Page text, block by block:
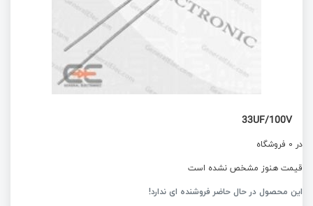
33UF/100V
در 0 فروشگاه
قیمت هنوز مشخص نشده است
این محصول در حال حاضر فروشنده ای ندارد!